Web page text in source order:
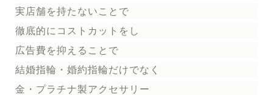
実店舗を持たないことで
徹底的にコストカットをし
広告費を抑えることで
結婚指輪・婚約指輪だけでなく
金・プラチナ製アクセサリー